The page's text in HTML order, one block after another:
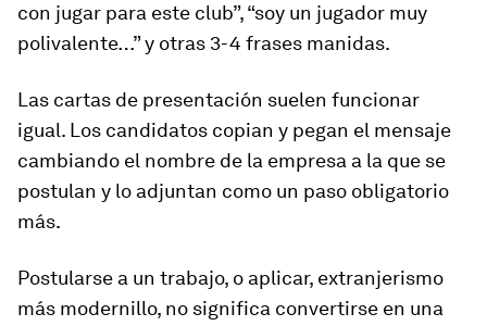
con jugar para este club”, “soy un jugador muy
polivalente…”y otras 3-4 frases manidas.
Las cartas de presentación suelen funcionar
igual. Los candidatos copian y pegan el mensaje
cambiando el nombre de la empresa a la que se
postulan y lo adjuntan como un paso obligatorio
más.
Postularse a un trabajo, o aplicar, extranjerismo
más modernillo, no significa convertirse en una